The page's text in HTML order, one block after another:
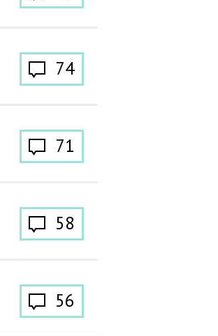
74
71
58
56